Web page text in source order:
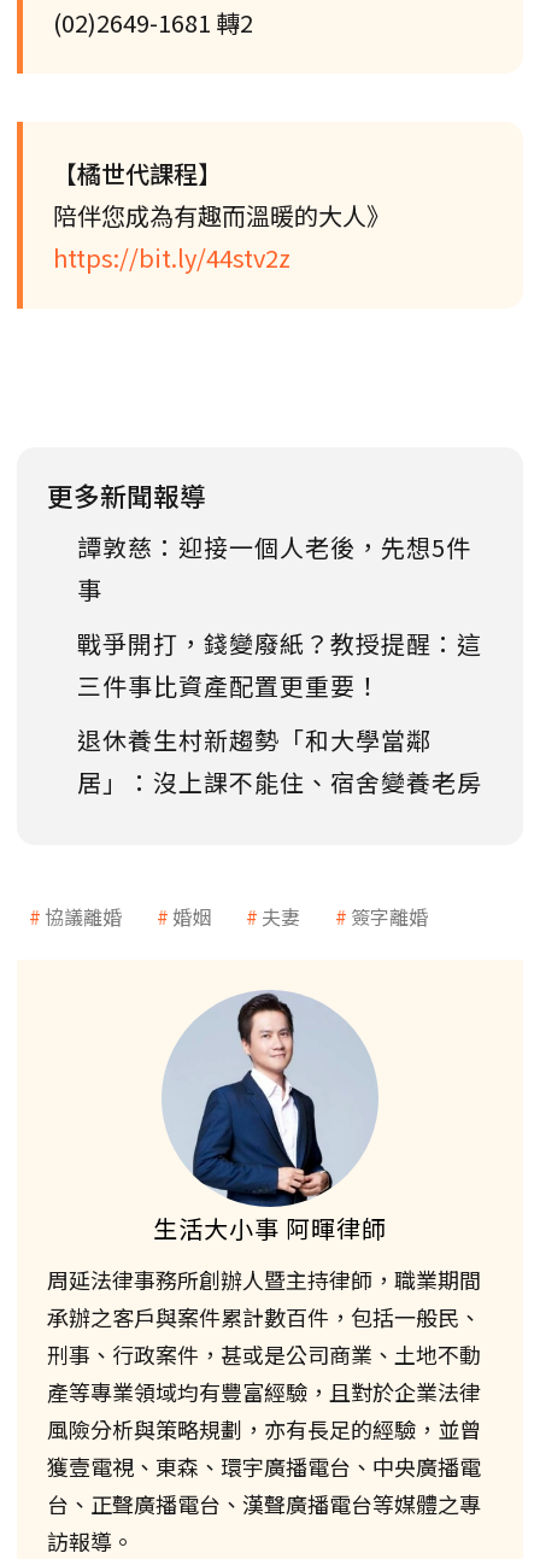
(02)2649-1681 轉2
【橘世代課程】
陪伴您成為有趣而溫暖的大人》
https://bit.ly/44stv2z
更多新聞報導
譚敦慈：迎接一個人老後，先想5件
事
戰爭開打，錢變廢紙？教授提醒：這
三件事比資產配置更重要！
退休養生村新趨勢「和大學當鄰
居」：沒上課不能住、宿舍變養老房
協議離婚 婚姻 夫妻 簽字離婚
生活大小事 阿暉律師
周延法律事務所創辦人暨主持律師，職業期間
承辦之客戶與案件累計數百件，包括一般民、
刑事、行政案件，甚或是公司商業、土地不動
產等專業領域均有豐富經驗，且對於企業法律
風險分析與策略規劃，亦有長足的經驗，並曾
獲壹電視、東森、環宇廣播電台、中央廣播電
台、正聲廣播電台、漢聲廣播電台等媒體之專
訪報導。